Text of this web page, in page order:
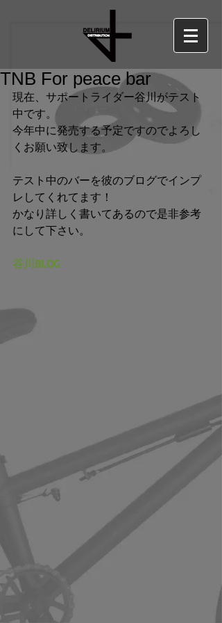
TNB For peace bar
現在、サポートライダー谷川がテスト
中です。
今年中に発売する予定ですのでよろし
くお願い致します。
テスト中のバーを彼のブログでインプ
レしてくれてます！
かなり詳しく書いてあるので是非参考
にして下さい。
谷川BLOG